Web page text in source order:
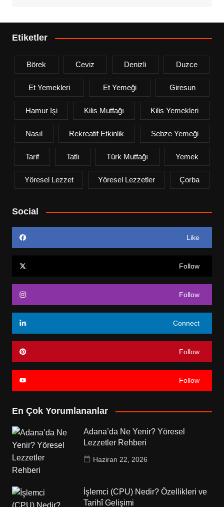
Etiketler
Börek Ceviz Denizli Duzce
Et Yemekleri Et Yemeği Giresun
Hamur Işi Kilis Mutfağı Kilis Yemekleri
Nasıl Rekreatif Etkinlik Sebze Yemeği
Tarif Tatlı Türk Mutfağı Yemek
Yöresel Lezzet Yöresel Lezzetler Çorba
Social
Like
Follow
Follow
Connect
Follow
Follow
En Çok Yorumlananlar
Adana’da Ne Yenir? Yöresel
Lezzetler Rehberi
Haziran 22, 2026
İşlemci (CPU) Nedir? Özellikleri ve
Tarihî Gelişimi